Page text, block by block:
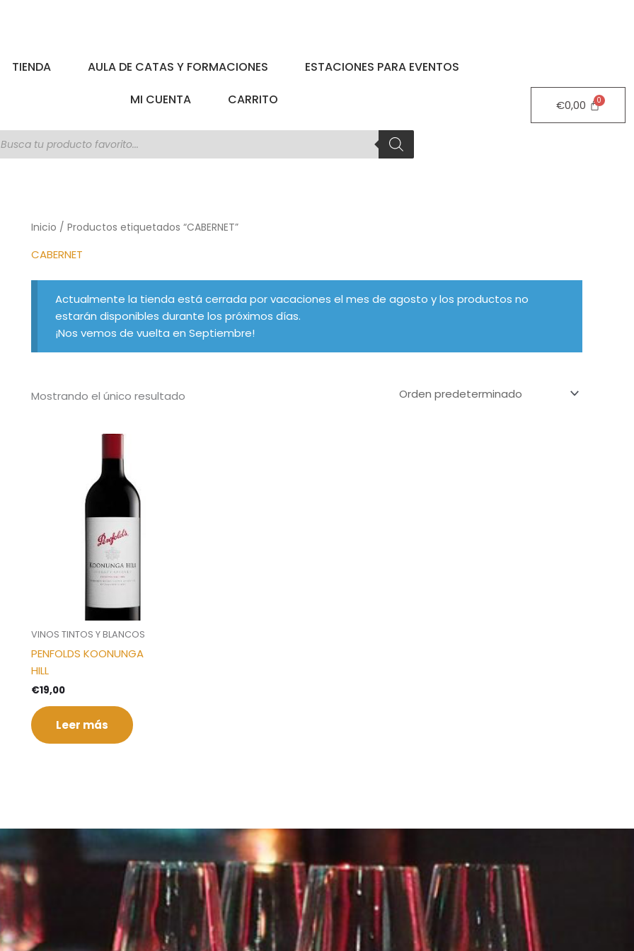
TIENDA AULA DE CATAS Y FORMACIONES
ESTACIONES PARA EVENTOS
MI CUENTA
CARRITO €0,00
Inicio / Productos etiquetados “CABERNET”
CABERNET
Actualmente la tienda está cerrada por vacaciones el mes de agosto y los productos no
estarán disponibles durante los próximos días.
¡Nos vemos de vuelta en Septiembre!
Mostrando el único resultado
VINOS TINTOS Y BLANCOS
PENFOLDS KOONUNGA
HILL
€19,00
Leer más